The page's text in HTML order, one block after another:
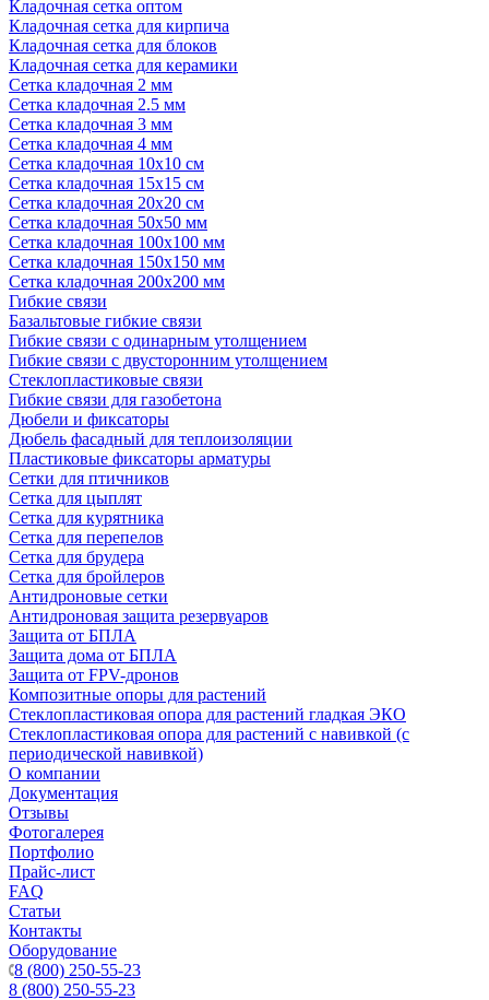
Кладочная сетка оптом
Кладочная сетка для кирпича
Кладочная сетка для блоков
Кладочная сетка для керамики
Сетка кладочная 2 мм
Сетка кладочная 2.5 мм
Сетка кладочная 3 мм
Сетка кладочная 4 мм
Сетка кладочная 10x10 см
Сетка кладочная 15x15 см
Сетка кладочная 20x20 см
Сетка кладочная 50x50 мм
Сетка кладочная 100x100 мм
Сетка кладочная 150x150 мм
Сетка кладочная 200x200 мм
Гибкие связи
Базальтовые гибкие связи
Гибкие связи с одинарным утолщением
Гибкие связи с двусторонним утолщением
Стеклопластиковые связи
Гибкие связи для газобетона
Дюбели и фиксаторы
Дюбель фасадный для теплоизоляции
Пластиковые фиксаторы арматуры
Сетки для птичников
Сетка для цыплят
Сетка для курятника
Сетка для перепелов
Сетка для брудера
Сетка для бройлеров
Антидроновые сетки
Антидроновая защита резервуаров
Защита от БПЛА
Защита дома от БПЛА
Защита от FPV-дронов
Композитные опоры для растений
Стеклопластиковая опора для растений гладкая ЭКО
Стеклопластиковая опора для растений с навивкой (с
периодической навивкой)
О компании
Документация
Отзывы
Фотогалерея
Портфолио
Прайс-лист
FAQ
Статьи
Контакты
Оборудование
8 (800) 250-55-23
8 (800) 250-55-23